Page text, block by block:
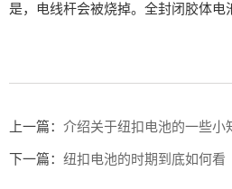
是，电线杆会被烧掉。全封闭胶体电
上一篇： 介绍关于纽扣电池的一些小
下一篇： 纽扣电池的时期到底如何看